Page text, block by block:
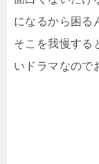
になるから困る
そこを我慢する
いドラマなので